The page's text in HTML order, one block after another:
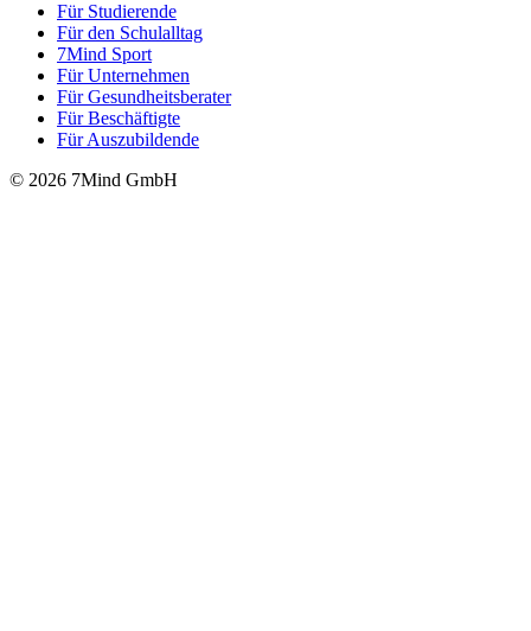
Für Stu­die­rende
Für den Schulalltag
7Mind Sport
Für Unter­neh­men
Für Gesund­heits­be­ra­ter
Für Beschäftigte
Für Auszubildende
© 2026 7Mind GmbH